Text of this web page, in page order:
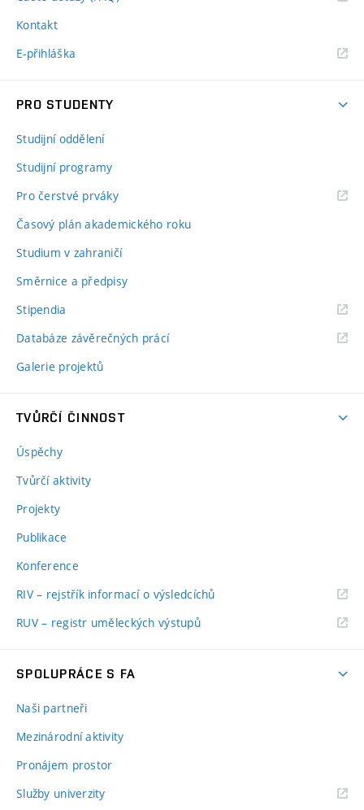
Kontakt
E-přihláška
PRO STUDENTY
Studijní oddělení
Studijní programy
Pro čerstvé prváky
Časový plán akademického roku
Studium v zahraničí
Směrnice a předpisy
Stipendia
Databáze závěrečných prácí
Galerie projektů
TVŮRČÍ ČINNOST
Úspěchy
Tvůrčí aktivity
Projekty
Publikace
Konference
RIV – rejstřík informací o výsledcíchů
RUV – registr uměleckých výstupů
SPOLUPRÁCE S FA
Naši partneři
Mezinárodní aktivity
Pronájem prostor
Služby univerzity